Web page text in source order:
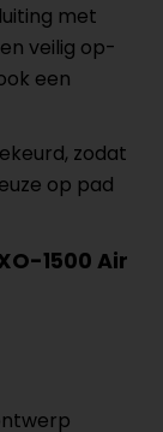
met
veilig op-
een
zodat
op pad
1500 Air